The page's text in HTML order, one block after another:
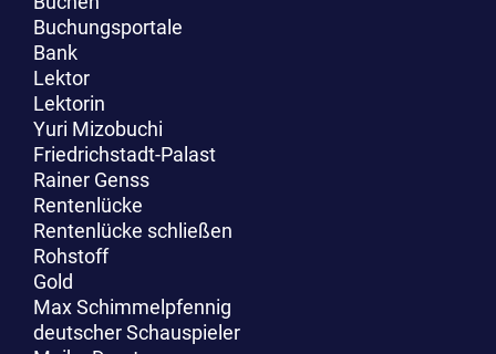
Buchungsportale
Bank
Lektor
Lektorin
Yuri Mizobuchi
Friedrichstadt-Palast
Rainer Genss
Rentenlücke
Rentenlücke schließen
Rohstoff
Gold
Max Schimmelpfennig
deutscher Schauspieler